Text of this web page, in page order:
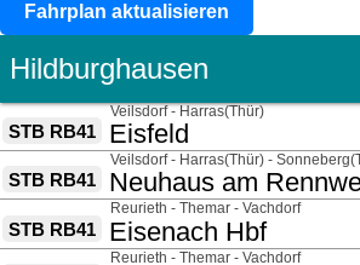
Fahrplan aktualisieren